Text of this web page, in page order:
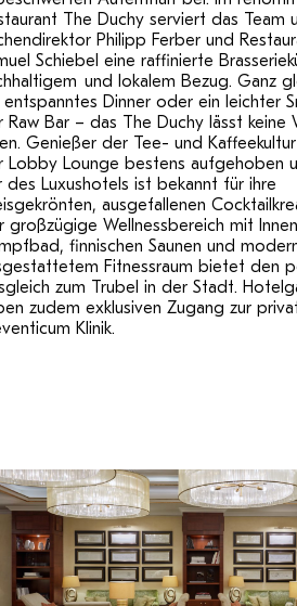
The Duchy serviert das Team
Philipp Ferber und
Schiebel eine raffinierte
und lokalem Bezug. Ganz
entspanntes Dinner oder ein leichter
Raw Bar – das The Duchy lässt keine
Genießer der Tee- und
Lobby Lounge bestens aufgehoben
des Luxushotels ist bekannt für ihre
ausgefallenen
großzügige Wellnessbereich mit
finnischen Saunen und
Fitnessraum bietet den
zum Trubel in der Stadt.
zudem exklusiven Zugang zur
Klinik.